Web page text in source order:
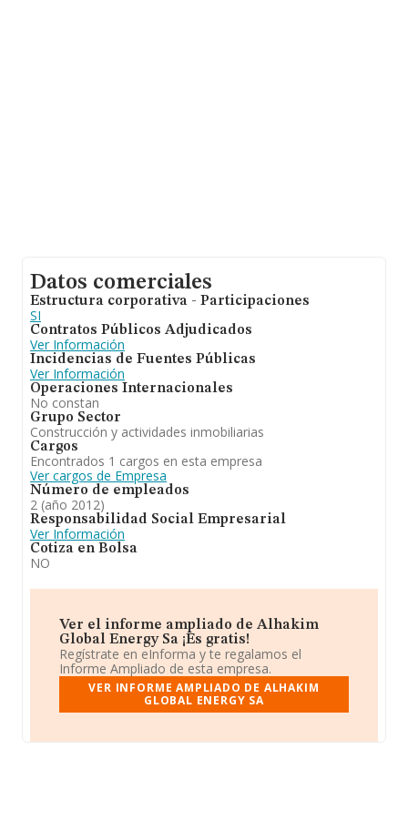
Datos comerciales
Estructura corporativa - Participaciones
SI
Contratos Públicos Adjudicados
Ver Información
Incidencias de Fuentes Públicas
Ver Información
Operaciones Internacionales
No constan
Grupo Sector
Construcción y actividades inmobiliarias
Cargos
Encontrados 1 cargos en esta empresa
Ver cargos de Empresa
Número de empleados
2 (año 2012)
Responsabilidad Social Empresarial
Ver Información
Cotiza en Bolsa
NO
Ver el informe ampliado de Alhakim
Global Energy Sa ¡Es gratis!
Regístrate en eInforma y te regalamos el
Informe Ampliado de esta empresa.
VER INFORME AMPLIADO DE ALHAKIM
GLOBAL ENERGY SA